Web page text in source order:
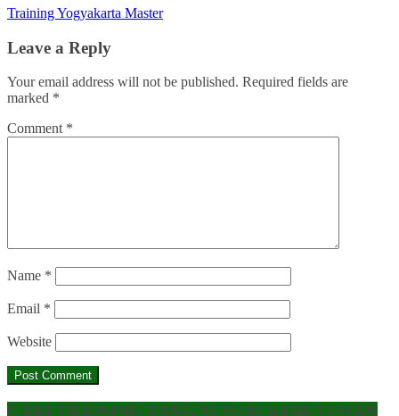
Training Yogyakarta Master
Leave a Reply
Your email address will not be published. Required fields are
marked *
Comment *
Name *
Email *
Website
CARI TRAINING YANG SESUAI KEBUTUHAN